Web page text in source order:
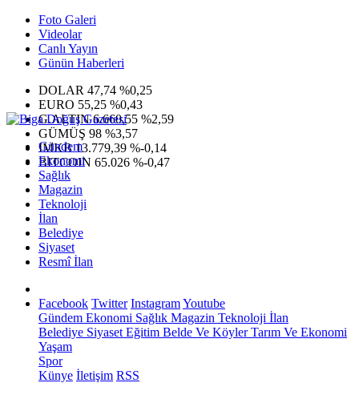
Foto Galeri
Videolar
Canlı Yayın
Günün Haberleri
DOLAR 47,74 %0,25
EURO 55,25 %0,43
G.ALTIN6.660,55 %2,59
GÜMÜŞ 98 %3,57
IMKB13.779,39 %-0,14
BITCOIN 65.026 %-0,47
Gündem
Ekonomi
Sağlık
Magazin
Teknoloji
İlan
Belediye
Siyaset
Resmî İlan
Facebook Twitter InstagramYoutube
Gündem Ekonomi Sağlık Magazin Teknoloji İlan
Belediye Siyaset Eğitim Belde Ve KöylerTarım Ve Ekonomi
Yaşam
Spor
Künye İletişim RSS